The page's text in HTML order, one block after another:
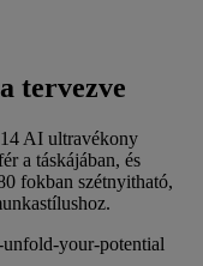
tervezve
AI ultravékony
a táskájában, és
fokban szétnyitható,